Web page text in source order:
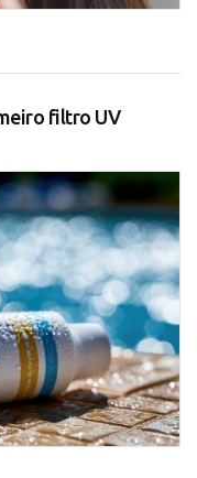
filtro UV